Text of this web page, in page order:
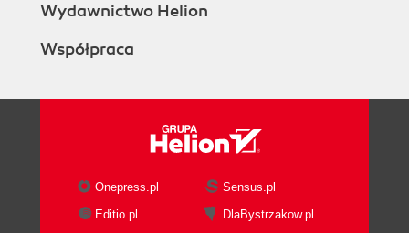
Wydawnictwo Helion
Współpraca
Onepress.pl
Sensus.pl
Editio.pl
DlaBystrzakow.pl